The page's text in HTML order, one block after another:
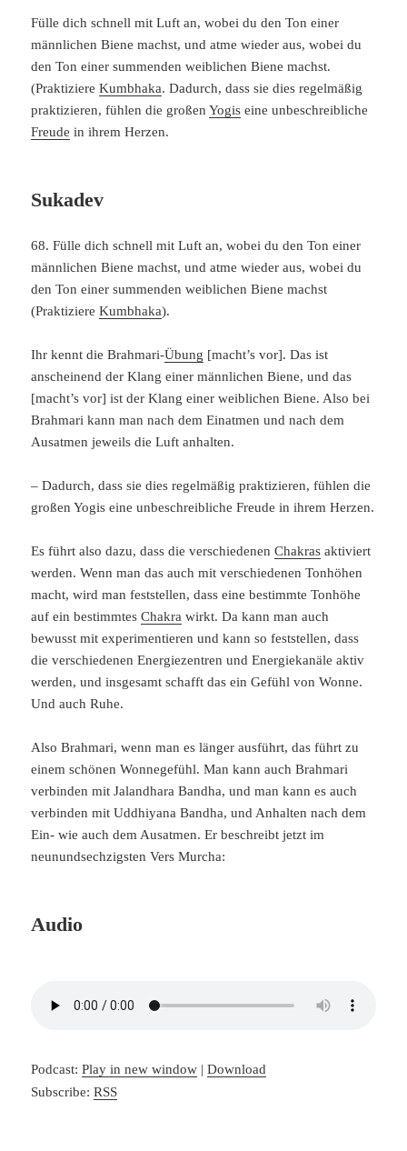
Fülle dich schnell mit Luft an, wobei du den Ton einer
männlichen Biene machst, und atme wieder aus, wobei du
den Ton einer summenden weiblichen Biene machst.
(PraktiziereKumbhaka. Dadurch, dass sie dies regelmäßig
praktizieren, fühlen die großenYogis eine unbeschreibliche
Freude in ihrem Herzen.
Sukadev
68. Fülle dich schnell mit Luft an, wobei du den Ton einer
männlichen Biene machst, und atme wieder aus, wobei du
den Ton einer summenden weiblichen Biene machst
(PraktiziereKumbhaka).
Ihr kennt die Brahmari-Übung [macht’s vor]. Das ist
anscheinend der Klang einer männlichen Biene, und das
[macht’s vor] ist der Klang einer weiblichen Biene. Also bei
Brahmari kann man nach dem Einatmen und nach dem
Ausatmen jeweils die Luft anhalten.
– Dadurch, dass sie dies regelmäßig praktizieren, fühlen die
großen Yogis eine unbeschreibliche Freude in ihrem Herzen.
Es führt also dazu, dass die verschiedenenChakras aktiviert
werden. Wenn man das auch mit verschiedenen Tonhöhen
macht, wird man feststellen, dass eine bestimmte Tonhöhe
auf ein bestimmtesChakra wirkt. Da kann man auch
bewusst mit experimentieren und kann so feststellen, dass
die verschiedenen Energiezentren und Energiekanäle aktiv
werden, und insgesamt schafft das ein Gefühl von Wonne.
Und auch Ruhe.
Also Brahmari, wenn man es länger ausführt, das führt zu
einem schönen Wonnegefühl. Man kann auch Brahmari
verbinden mit Jalandhara Bandha, und man kann es auch
verbinden mit Uddhiyana Bandha, und Anhalten nach dem
Ein- wie auch dem Ausatmen. Er beschreibt jetzt im
neunundsechzigsten Vers Murcha:
Audio
Podcast:Play in new window |Download
Subscribe:RSS